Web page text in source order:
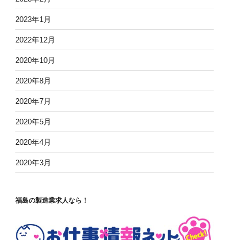
2023年1月
2022年12月
2020年10月
2020年8月
2020年7月
2020年5月
2020年4月
2020年3月
福島の製造業求人なら！